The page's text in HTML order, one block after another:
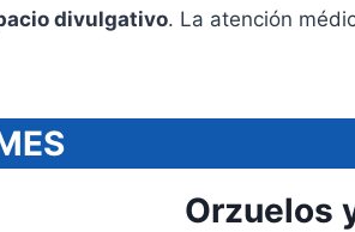
divulgativo. La atención
Orzuelos